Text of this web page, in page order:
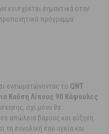
ενισχύεται σημαντικά όταν
πρόγραμμα:
ενσωματώνοντας το QNT
Καύση Λίπους 90 Κάψουλες
όχι μόνο θα
απώλεια βάρους και αύξηση
τη συνολική σου υγεία και